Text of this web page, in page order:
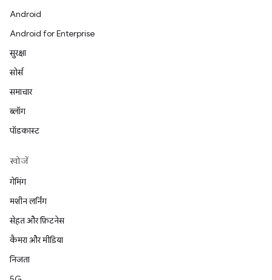
Android
Android for Enterprise
सुरक्षा
सोर्स
समाचार
ब्लॉग
पॉडकास्ट
खोजें
गेमिंग
मशीन लर्निंग
सेहत और फ़िटनेस
कैमरा और मीडिया
निजता